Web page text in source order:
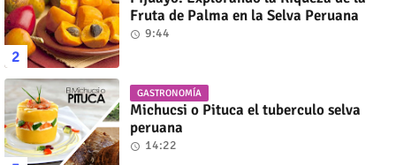
Fruta de Palma en la Selva Peruana
9:44
GASTRONOMÍA
Michucsi o Pituca el tuberculo selva
peruana
14:22